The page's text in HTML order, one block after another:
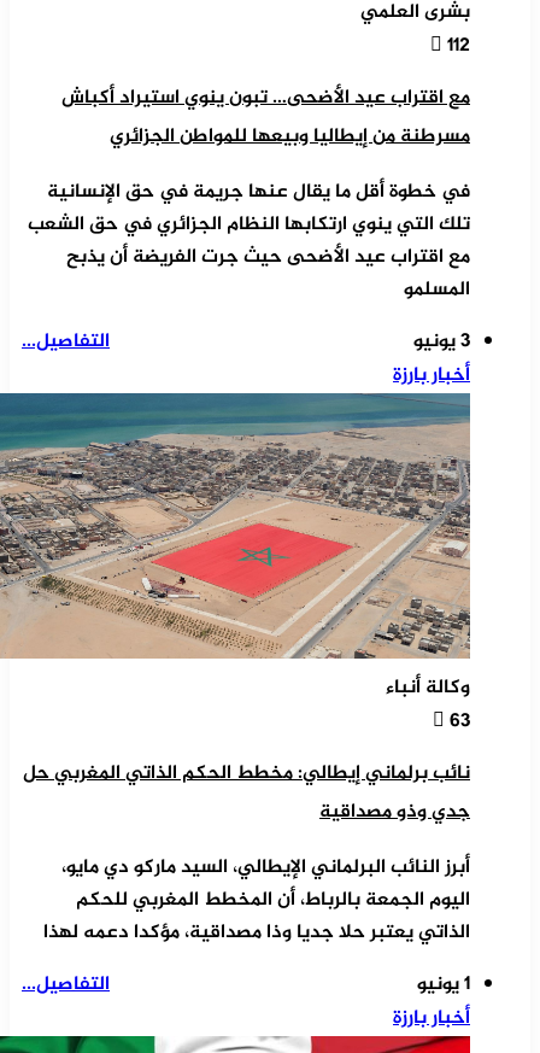
بشرى العلمي
112
مع اقتراب عيد الأضحى… تبون ينوي استيراد أكباش
مسرطنة من إيطاليا وبيعها للمواطن الجزائري
في خطوة أقل ما يقال عنها جريمة في حق الإنسانية
تلك التي ينوي ارتكابها النظام الجزائري في حق الشعب
مع اقتراب عيد الأضحى حيث جرت الفريضة أن يذبح
المسلمو
التفاصيل...
3 يونيو
أخبار بارزة
وكالة أنباء
63
نائب برلماني إيطالي: مخطط الحكم الذاتي المغربي حل
جدي وذو مصداقية
أبرز النائب البرلماني الإيطالي، السيد ماركو دي مايو،
اليوم الجمعة بالرباط، أن المخطط المغربي للحكم
الذاتي يعتبر حلا جديا وذا مصداقية، مؤكدا دعمه لهذا
التفاصيل...
1 يونيو
أخبار بارزة